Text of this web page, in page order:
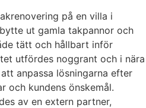
på en villa i
ut gamla takpannor och
tätt och hållbart inför
utfördes noggrant och i nära
anpassa lösningarna efter
och kundens önskemål.
av en extern partner,